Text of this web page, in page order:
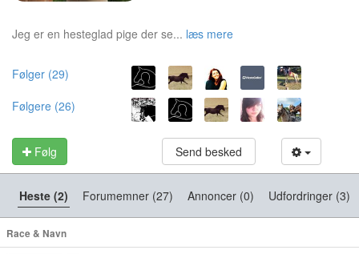
Jeg er en hesteglad pige der se... læs mere
Følger (29)
Følgere (26)
Følg Send besked
Heste (2) Forumemner (27) Annoncer (0) Udfordringer (3)
Race & Navn